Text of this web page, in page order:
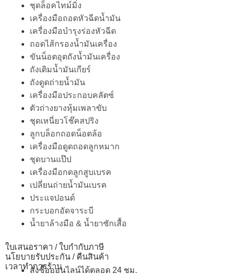
ชุดล็อคไทม์มิ่ง
เครื่องมือถอดหัวฉีดน้ำมัน
เครื่องมือบำรุงร่องหัวฉีด
ถอดไส้กรองน้ำมันเครื่อง
ขันน็อตอุตถังน้ำมันเครื่อง
ถังเติมน้ำมันเกียร์
ถังดูดถ่ายน้ำมัน
เครื่องมือประกอบคลัตซ์
ตัวถ่างยางหุ้มเพลาขับ
ชุดเหนี่ยวโช๊คสปริง
ลูกบล็อกถอดน็อตล้อ
เครื่องมือดูดถอดลูกหมาก
ชุดบานแป๊ป
เครื่องมือกดลูกสูบเบรค
เปลี่ยนถ่ายน้ำมันเบรค
ประแจปอนด์
กระบอกอัดจาระบี
น้ำยาล้างมือ & น้ำยาซักเสื้อ
ใบเสนอราคา / ใบกำกับภาษี
นโยบายรับประกัน / คืนสินค้า
เวลาทำการร้าน
สั่งซื้อออนไลน์ได้ตลอด 24 ชม.